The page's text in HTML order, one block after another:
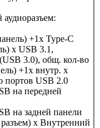
+1x Type-C
x USB 3.1,
3.0), общ. кол-во
+1x внутр. x
портов USB 2.0
на передней
на задней панели
x Внутренний